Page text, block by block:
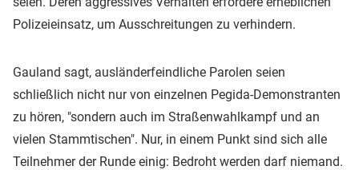
Polizeieinsatz, um Ausschreitungen zu verhindern.
Gauland sagt, ausländerfeindliche Parolen seien
schließlich nicht nur von einzelnen Pegida-Demonstranten
zu hören, "sondern auch im Straßenwahlkampf und an
vielen Stammtischen". Nur, in einem Punkt sind sich alle
Teilnehmer der Runde einig: Bedroht werden darf niemand.